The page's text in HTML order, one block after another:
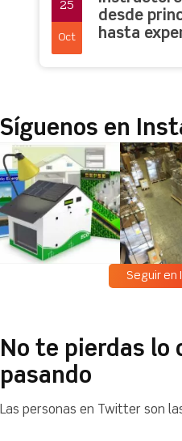
25
Oct
desde
hasta
Síguenos en
Seguir en
No te pierdas lo
pasando
Las personas en Twitter son